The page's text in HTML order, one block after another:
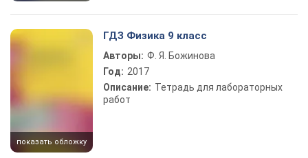
показать обложку
ГДЗ Физика 9 класс
Авторы: Ф. Я. Божинова
Год: 2017
Описание: Тетрадь для лабораторных
работ